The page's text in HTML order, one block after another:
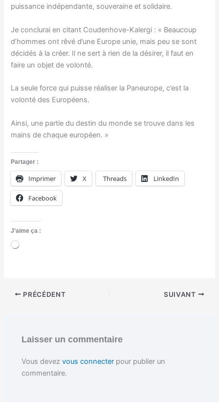
puissance indépendante, souveraine et solidaire.
Je conclurai en citant Coudenhove-Kalergi : « Beaucoup
d’hommes ont rêvé d’une Europe unie, mais peu se sont
décidés à la créer. Il ne sert à rien de la désirer, il faut en
faire un objet de volonté.
La seule force qui puisse réaliser la Paneurope, c’est la
volonté des Européens.
Ainsi, une partie du destin du monde se trouve dans les
mains de chaque européen. »
Partager :
Imprimer X Threads LinkedIn
Facebook
J’aime ça :
C
…
PRÉCÉDENT SUIVANT
Laisser un commentaire
Vous devezvous connecter pour publier un
commentaire.